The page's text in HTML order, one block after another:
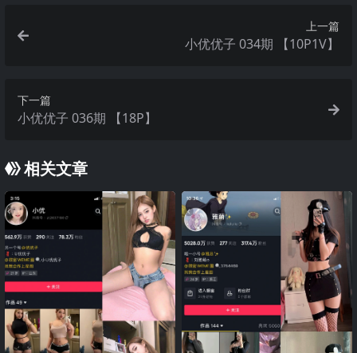
上一篇
小优优子 034期 【10P1V】
下一篇
小优优子 036期 【18P】
相关文章